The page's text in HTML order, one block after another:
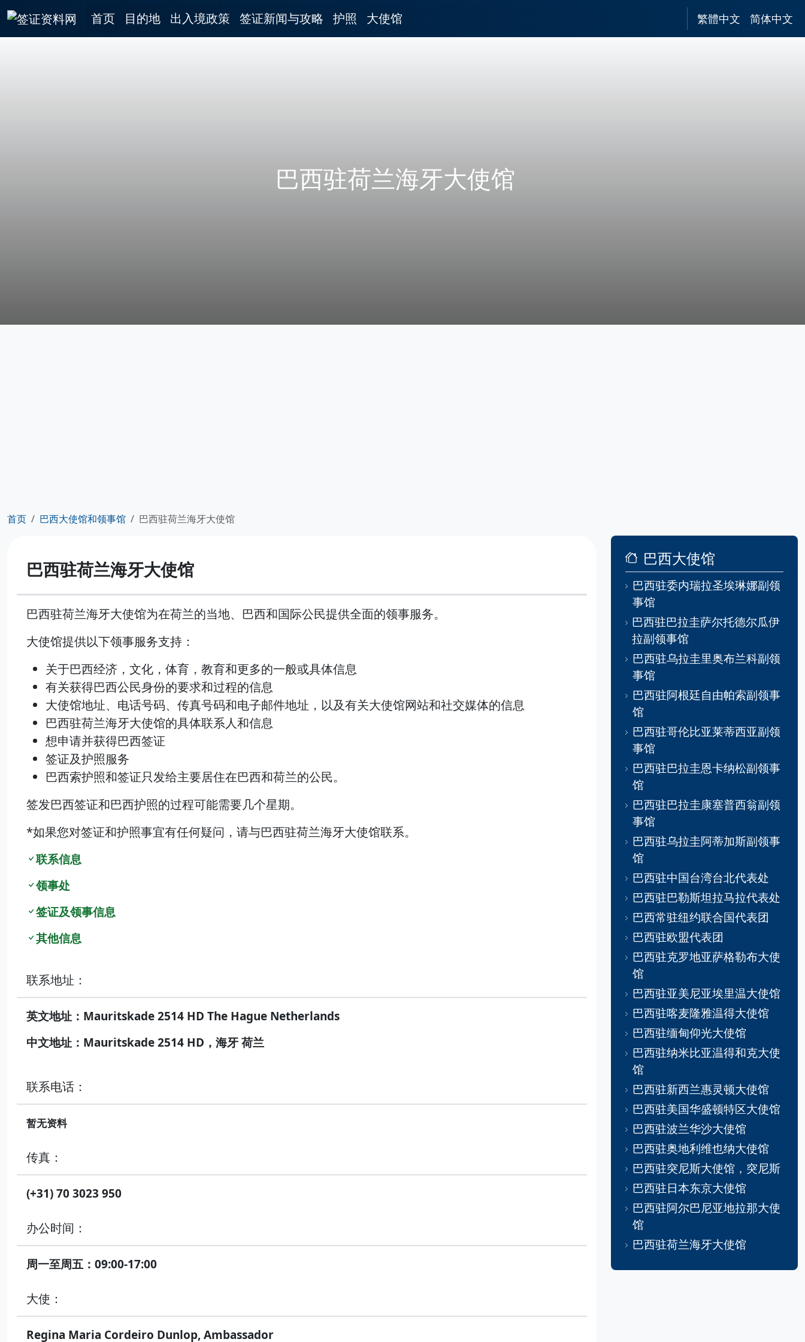
首页 目的地 出入境政策 签证新闻与攻略 护照 大使馆 繁體中文 简体中文
巴西驻荷兰海牙大使馆
首页 巴西大使馆和领事馆 巴西驻荷兰海牙大使馆
巴西驻荷兰海牙大使馆
巴西驻荷兰海牙大使馆为在荷兰的当地、巴西和国际公民提供全面的领事服务。
大使馆提供以下领事服务支持：
关于巴西经济，文化，体育，教育和更多的一般或具体信息
有关获得巴西公民身份的要求和过程的信息
大使馆地址、电话号码、传真号码和电子邮件地址，以及有关大使馆网站和社交媒体的信息
巴西驻荷兰海牙大使馆的具体联系人和信息
想申请并获得巴西签证
签证及护照服务
巴西索护照和签证只发给主要居住在巴西和荷兰的公民。
签发巴西签证和巴西护照的过程可能需要几个星期。
*如果您对签证和护照事宜有任何疑问，请与巴西驻荷兰海牙大使馆联系。
联系信息
领事处
签证及领事信息
其他信息
联系地址：
英文地址：Mauritskade 2514 HD The Hague Netherlands
中文地址：Mauritskade 2514 HD，海牙 荷兰
联系电话：
暂无资料
传真：
(+31) 70 3023 950
办公时间：
周一至周五：09:00-17:00
大使：
Regina Maria Cordeiro Dunlop, Ambassador
巴西大使馆
巴西驻委内瑞拉圣埃琳娜副领
事馆
巴西驻巴拉圭萨尔托德尔瓜伊
拉副领事馆
巴西驻乌拉圭里奥布兰科副领
事馆
巴西驻阿根廷自由帕索副领事
馆
巴西驻哥伦比亚莱蒂西亚副领
事馆
巴西驻巴拉圭恩卡纳松副领事
馆
巴西驻巴拉圭康塞普西翁副领
事馆
巴西驻乌拉圭阿蒂加斯副领事
馆
巴西驻中国台湾台北代表处
巴西驻巴勒斯坦拉马拉代表处
巴西常驻纽约联合国代表团
巴西驻欧盟代表团
巴西驻克罗地亚萨格勒布大使
馆
巴西驻亚美尼亚埃里温大使馆
巴西驻喀麦隆雅温得大使馆
巴西驻缅甸仰光大使馆
巴西驻纳米比亚温得和克大使
馆
巴西驻新西兰惠灵顿大使馆
巴西驻美国华盛顿特区大使馆
巴西驻波兰华沙大使馆
巴西驻奥地利维也纳大使馆
巴西驻突尼斯大使馆，突尼斯
巴西驻日本东京大使馆
巴西驻阿尔巴尼亚地拉那大使
馆
巴西驻荷兰海牙大使馆